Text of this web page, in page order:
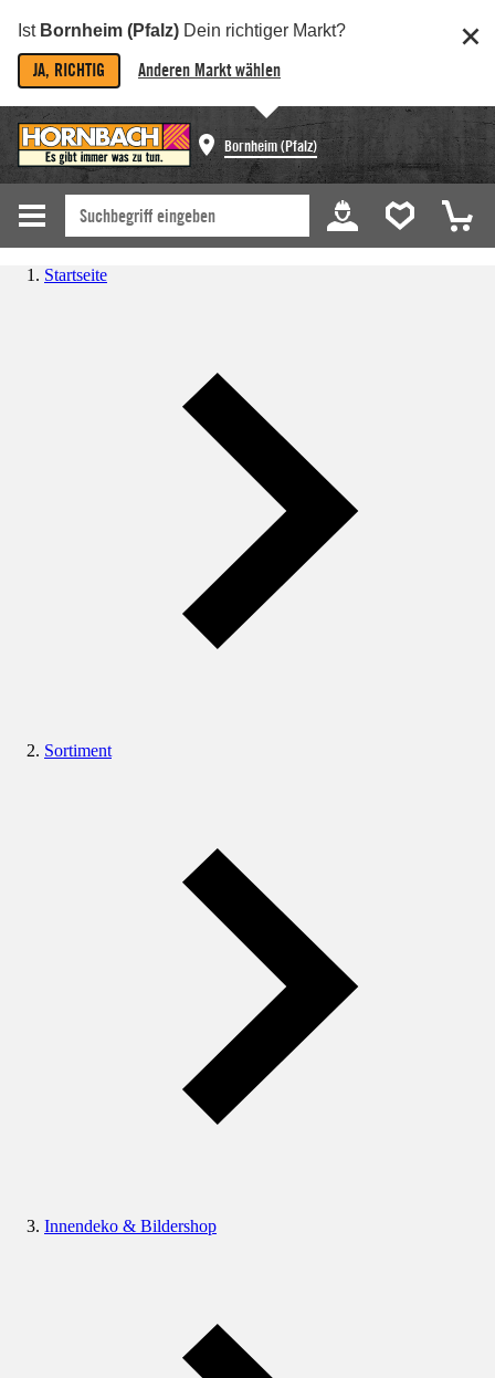
Ist Bornheim (Pfalz) Dein richtiger Markt?
JA, RICHTIG Anderen Markt wählen
Bornheim (Pfalz)
Startseite
Sortiment
Innendeko & Bildershop